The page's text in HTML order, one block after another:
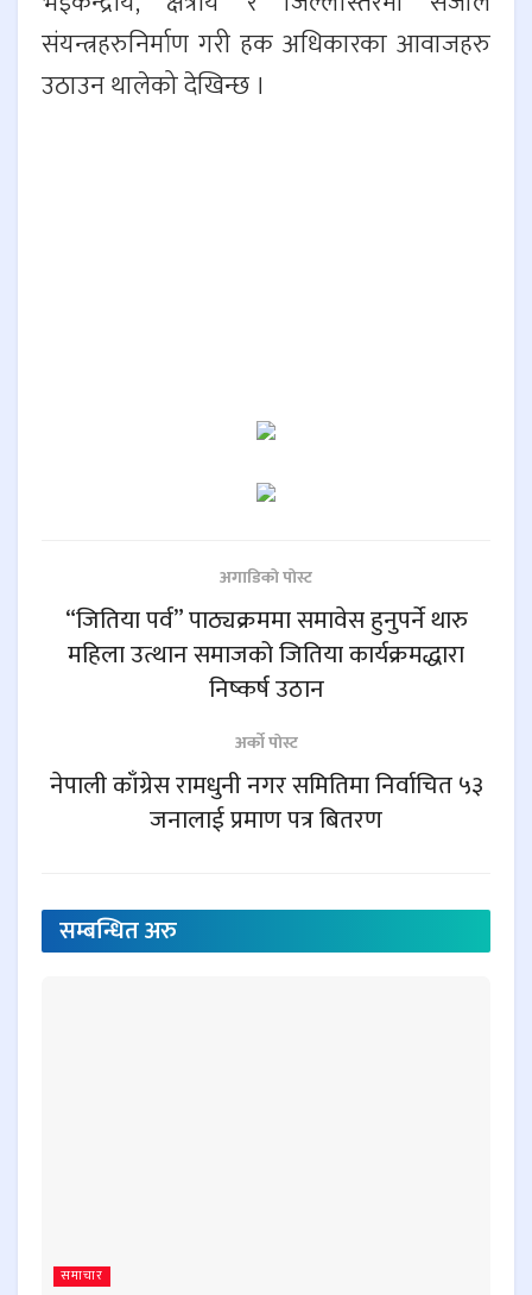
संयन्त्रहरुनिर्माण गरी हक अधिकारका आवाजहरु
उठाउन थालेको देखिन्छ ।
अगाडिकाे पाेस्ट
“जितिया पर्व” पाठ्यक्रममा समावेस हुनुपर्ने थारु
महिला उत्थान समाजको जितिया कार्यक्रमद्धारा
निष्कर्ष उठान
अर्काे पाेस्ट
नेपाली काँग्रेस रामधुनी नगर समितिमा निर्वाचित ५३
जनालाई प्रमाण पत्र बितरण
सम्बन्धितअरु
समाचार